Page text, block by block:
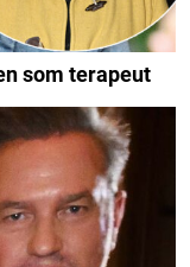
som terapeut